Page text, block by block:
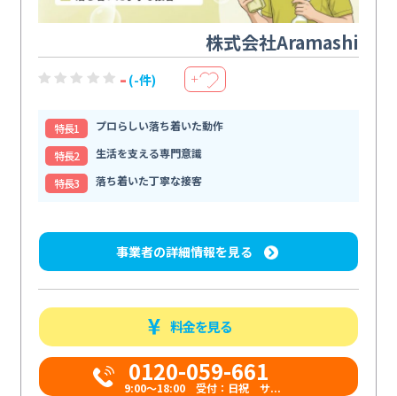
株式会社Aramashi
- (-件) ＋
特⻑1
プロらしい落ち着いた動作
特⻑2
生活を支える専門意識
特⻑3
落ち着いた丁寧な接客
事業者の詳細情報を見る
料金を見る
0120-059-661
9:00〜18:00 受付：日祝 サ...